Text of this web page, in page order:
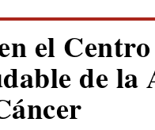
el
de la